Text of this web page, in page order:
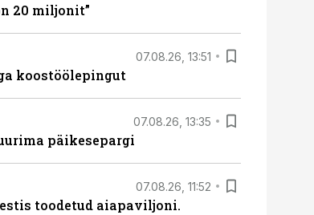
20 miljonit”
07.08.26, 13:51
koostöölepingut
07.08.26, 13:35
päikesepargi
07.08.26, 11:52
toodetud aiapaviljoni.